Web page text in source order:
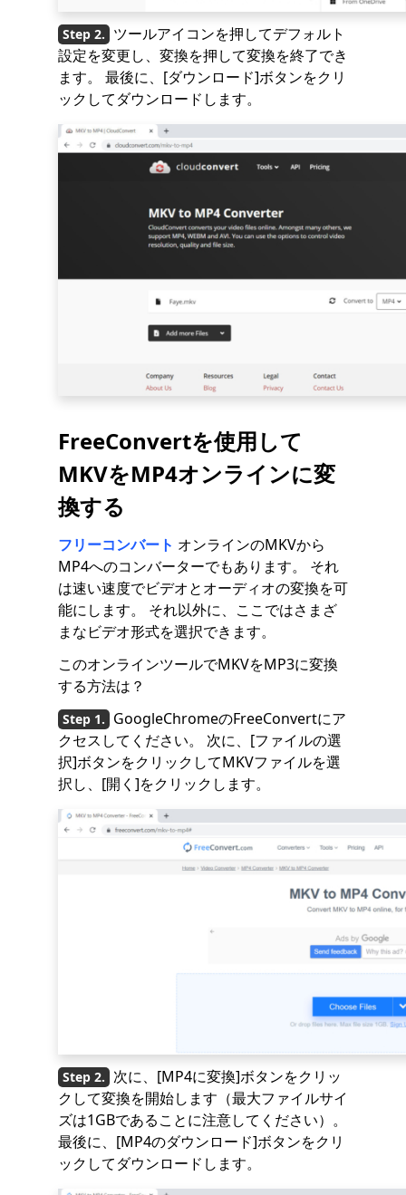
ツールアイコンを押してデフォルト
設定を変更し、変換を押して変換を終了でき
ます。 最後に、[ダウンロード]ボタンをクリ
ックしてダウンロードします。
FreeConvertを使用して
MKVをMP4オンラインに変
換する
フリーコンバート オンラインのMKVから
MP4へのコンバーターでもあります。 それ
は速い速度でビデオとオーディオの変換を可
能にします。 それ以外に、ここではさまざ
まなビデオ形式を選択できます。
このオンラインツールでMKVをMP3に変換
する方法は？
GoogleChromeのFreeConvertにア
クセスしてください。 次に、[ファイルの選
択]ボタンをクリックしてMKVファイルを選
択し、[開く]をクリックします。
次に、[MP4に変換]ボタンをクリッ
クして変換を開始します（最大ファイルサイ
ズは1GBであることに注意してください）。
最後に、[MP4のダウンロード]ボタンをクリ
ックしてダウンロードします。